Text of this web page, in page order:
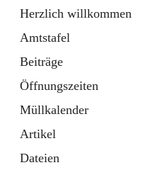
Herzlich willkommen
Amtstafel
Beiträge
Öffnungszeiten
Müllkalender
Artikel
Dateien
11 Schnellzugriffe
Bürgerservice
10 Schnellzugriffe